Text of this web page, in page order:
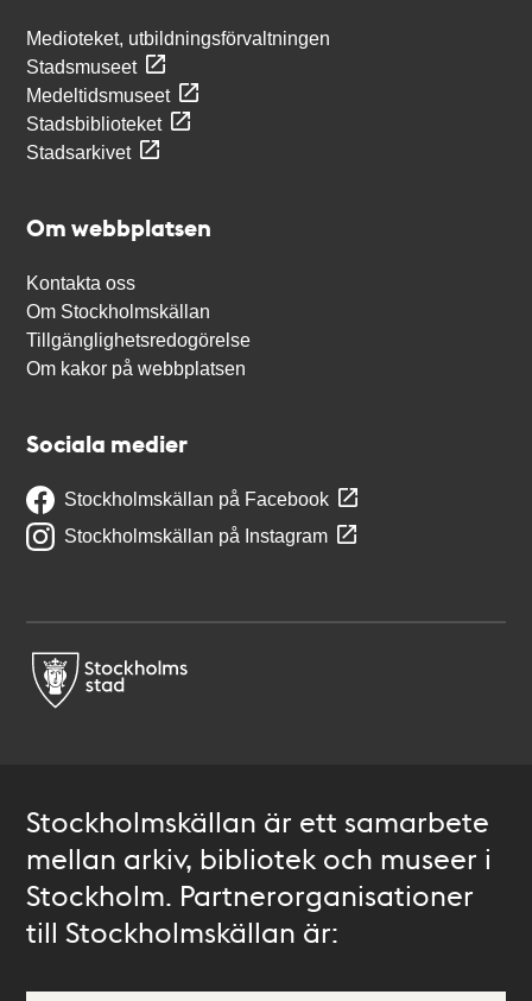
Medioteket, utbildningsförvaltningen
Stadsmuseet
Medeltidsmuseet
Stadsbiblioteket
Stadsarkivet
Om webbplatsen
Kontakta oss
Om Stockholmskällan
Tillgänglighetsredogörelse
Om kakor på webbplatsen
Sociala medier
Stockholmskällan på Facebook
Stockholmskällan på Instagram
Stockholmskällan är ett samarbete
mellan arkiv, bibliotek och museer i
Stockholm. Partnerorganisationer
till Stockholmskällan är: